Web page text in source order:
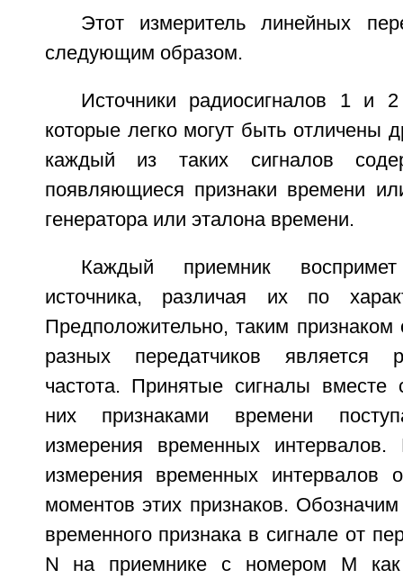
Этот измеритель линейных
следующим образом.
Источники радиосигналов 1 и
которые легко могут быть отличены
каждый из таких сигналов
появляющиеся признаки времени
генератора или эталона времени.
Каждый приемник
источника, различая их по
Предположительно, таким признаком
разных передатчиков является
частота. Принятые сигналы
них признаками времени
измерения временных
измерения временных интервалов
моментов этих признаков.
временного признака в сигнале от
N на приемнике с номером М